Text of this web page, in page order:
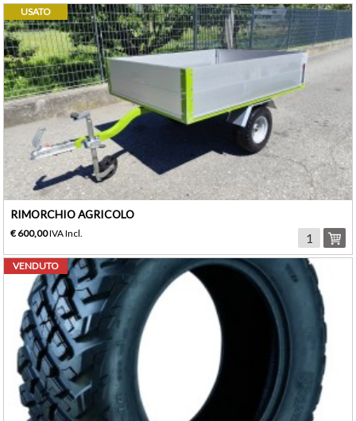
RIMORCHIO AGRICOLO
€ 600,00IVA Incl.
USATO
VENDUTO